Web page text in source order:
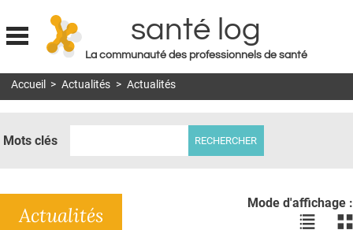
Jump to navigation
santé log
La communauté des professionnels de santé
MON COMPTE
DOSSIERS
Accueil > Actualités > Actualités
Mots clés
Mode d'affichage :
Voir
Actualités